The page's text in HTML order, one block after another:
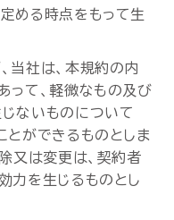
める時点をもって生
当社は、本規約の内
って、軽微なもの及び
ないものについて
とができるものとしま
又は変更は、契約者
力を生じるものとし